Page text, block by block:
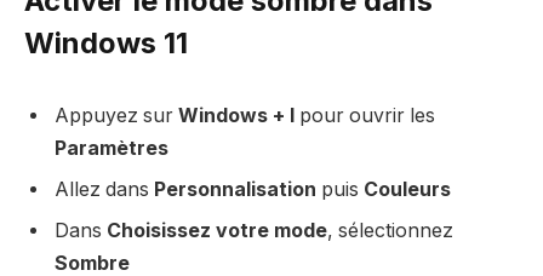
Windows 11
Appuyez sur Windows + I pour ouvrir les
Paramètres
Allez dans Personnalisation puis Couleurs
Dans Choisissez votre mode, sélectionnez
Sombre